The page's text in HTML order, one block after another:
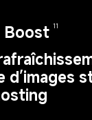
Boost 11
d’images